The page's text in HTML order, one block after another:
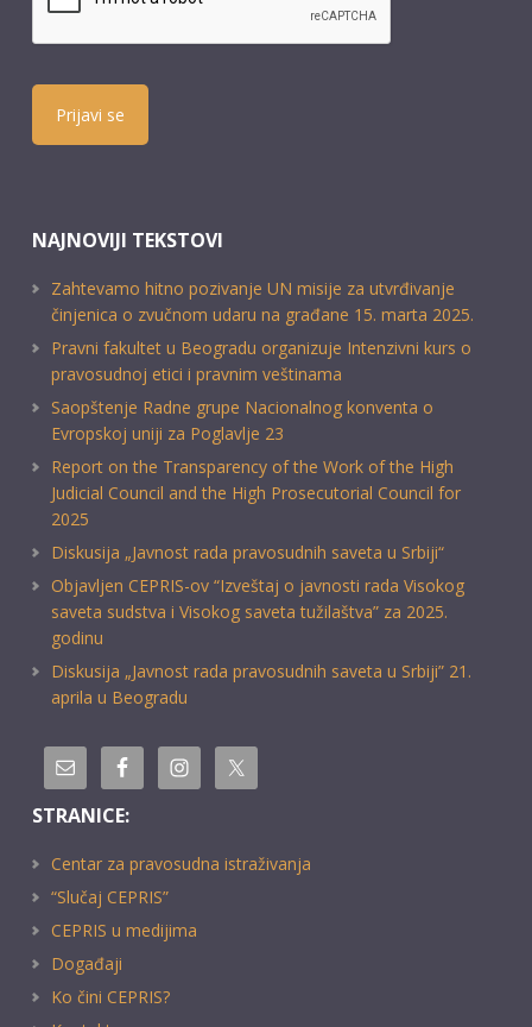
Prijavi se
NAJNOVIJI TEKSTOVI
Zahtevamo hitno pozivanje UN misije za utvrđivanje
činjenica o zvučnom udaru na građane 15. marta 2025.
Pravni fakultet u Beogradu organizuje Intenzivni kurs o
pravosudnoj etici i pravnim veštinama
Saopštenje Radne grupe Nacionalnog konventa o
Evropskoj uniji za Poglavlje 23
Report on the Transparency of the Work of the High
Judicial Council and the High Prosecutorial Council for
2025
Diskusija „Javnost rada pravosudnih saveta u Srbiji“
Objavljen CEPRIS-ov “Izveštaj o javnosti rada Visokog
saveta sudstva i Visokog saveta tužilaštva” za 2025.
godinu
Diskusija „Javnost rada pravosudnih saveta u Srbiji” 21.
aprila u Beogradu
STRANICE:
Centar za pravosudna istraživanja
“Slučaj CEPRIS”
CEPRIS u medijima
Događaji
Ko čini CEPRIS?